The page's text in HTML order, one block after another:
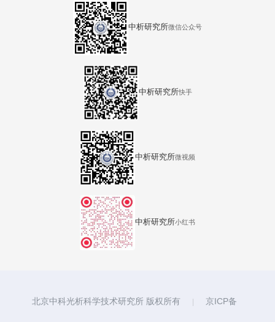
中析研究所微信公众号
中析研究所快手
中析研究所微视频
中析研究所小红书
北京中科光析科学技术研究所 版权所有 | 京ICP备